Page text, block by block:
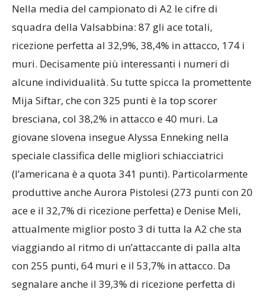
squadra della Valsabbina: 87 gli ace totali,
ricezione perfetta al 32,9%, 38,4% in attacco, 174 i
muri. Decisamente più interessanti i numeri di
alcune individualità. Su tutte spicca la promettente
Mija Siftar, che con 325 punti è la top scorer
bresciana, col 38,2% in attacco e 40 muri. La
giovane slovena insegue Alyssa Enneking nella
speciale classifica delle migliori schiacciatrici
(l’americana è a quota 341 punti). Particolarmente
produttive anche Aurora Pistolesi (273 punti con 20
ace e il 32,7% di ricezione perfetta) e Denise Meli,
attualmente miglior posto 3 di tutta la A2 che sta
viaggiando al ritmo di un’attaccante di palla alta
con 255 punti, 64 muri e il 53,7% in attacco. Da
segnalare anche il 39,3% di ricezione perfetta di
Serena Scognamillo.